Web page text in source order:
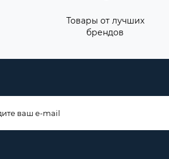
Товары от лучших
брендов